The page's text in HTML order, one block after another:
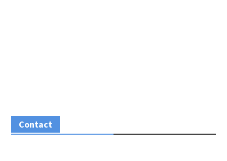
Contact